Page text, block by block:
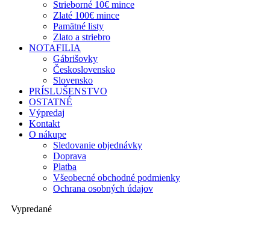
Strieborné 10€ mince
Zlaté 100€ mince
Pamätné listy
Zlato a striebro
NOTAFILIA
Gábrišovky
Československo
Slovensko
PRÍSLUŠENSTVO
OSTATNÉ
Výpredaj
Kontakt
O nákupe
Sledovanie objednávky
Doprava
Platba
Všeobecné obchodné podmienky
Ochrana osobných údajov
Vypredané